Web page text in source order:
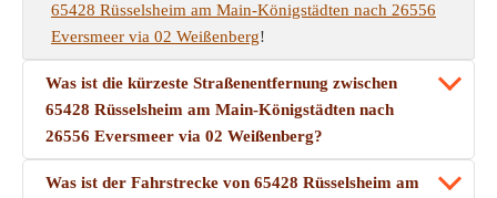
65428 Rüsselsheim am Main-Königstädten nach 26556
Eversmeer via 02 Weißenberg!
Was ist die kürzeste Straßenentfernung zwischen
65428 Rüsselsheim am Main-Königstädten nach
26556 Eversmeer via 02 Weißenberg?
Was ist der Fahrstrecke von 65428 Rüsselsheim am